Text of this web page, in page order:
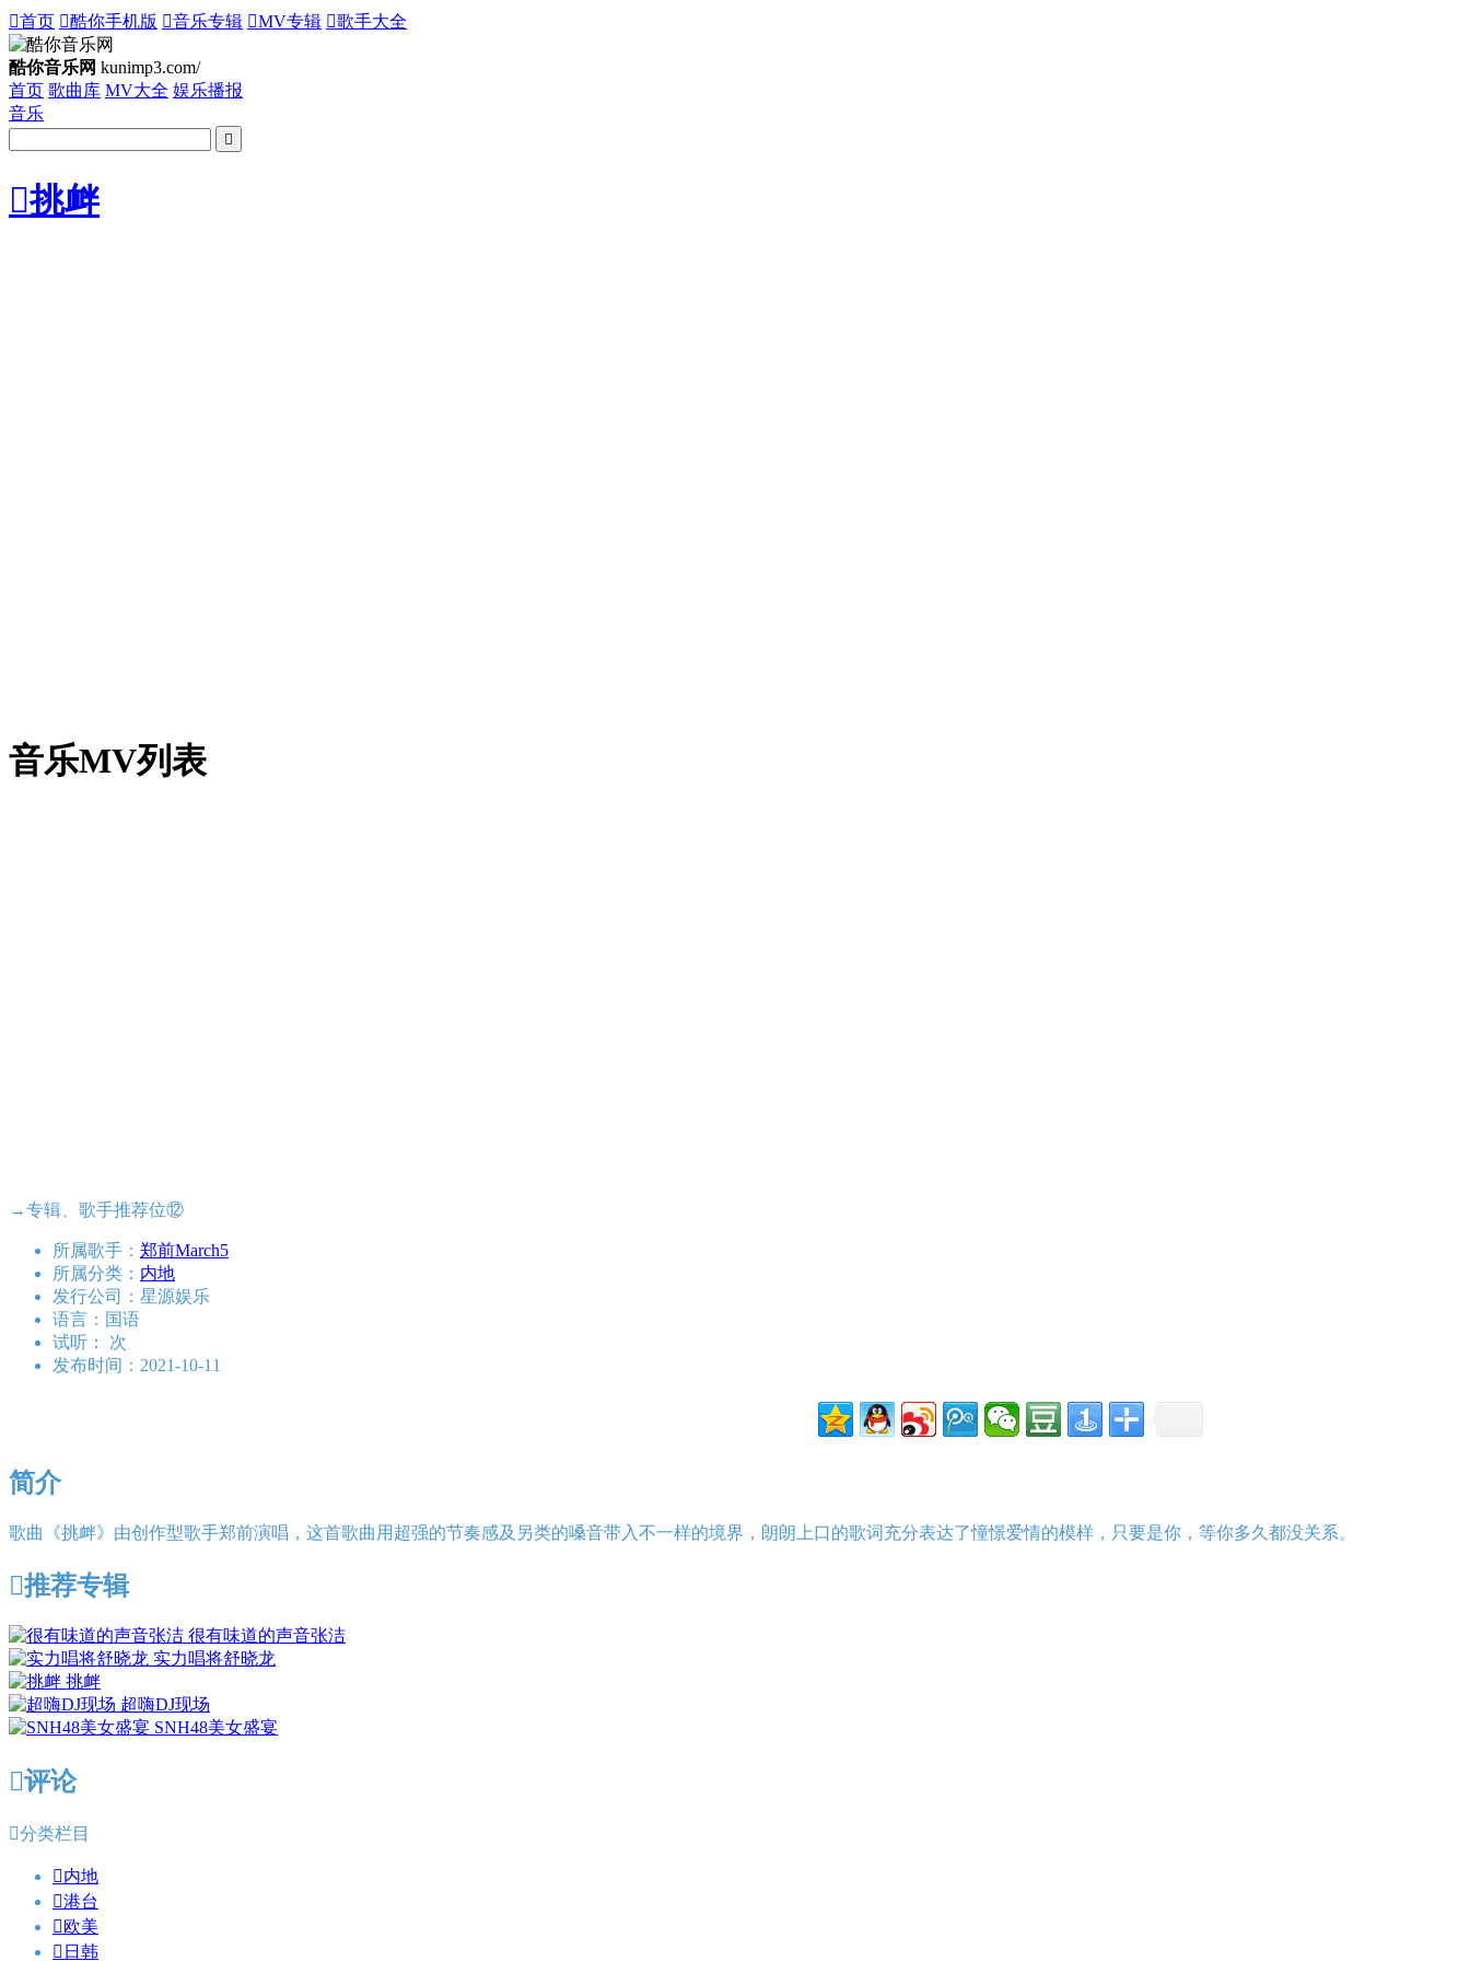
首页 酷你手机版 音乐专辑 MV专辑 歌手大全
酷你音乐网 kunimp3.com/
首页 歌曲库 MV大全 娱乐播报
音乐

挑衅
音乐MV列表
→专辑、歌手推荐位⑫
所属歌手： 郑前March5
所属分类： 内地
发行公司： 星源娱乐
语言： 国语
试听：
次
发布时间： 2021-10-11
简介
歌曲《挑衅》由创作型歌手郑前演唱，这首歌曲用超强的节奏感及另类的嗓音带入不一样的境界，朗朗上口的歌词充分表达了憧憬爱情的模样，只要是你，等你多久都没关系。
推荐专辑
很有味道的声音张洁
实力唱将舒晓龙
挑衅
超嗨DJ现场
SNH48美女盛宴
评论
分类栏目
内地
港台
欧美
 日韩